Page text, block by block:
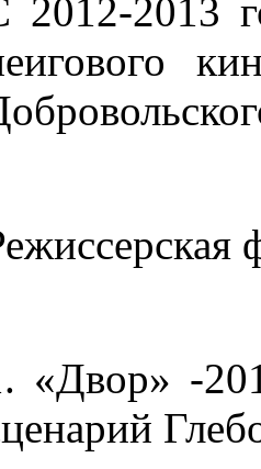
2012-2013
«Двор» -